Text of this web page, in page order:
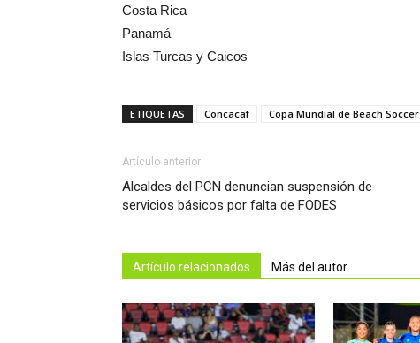
Costa Rica
Panamá
Islas Turcas y Caicos
ETIQUETAS Concacaf Copa Mundial de Beach Soccer
Artículo anterior
Alcaldes del PCN denuncian suspensión de
servicios básicos por falta de FODES
Artículo relacionados Más del autor